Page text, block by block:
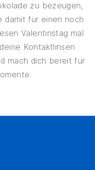
zu bezeugen,
damit für einen noch
Valentinstag mal
Kontaktlinsen
mach dich bereit für